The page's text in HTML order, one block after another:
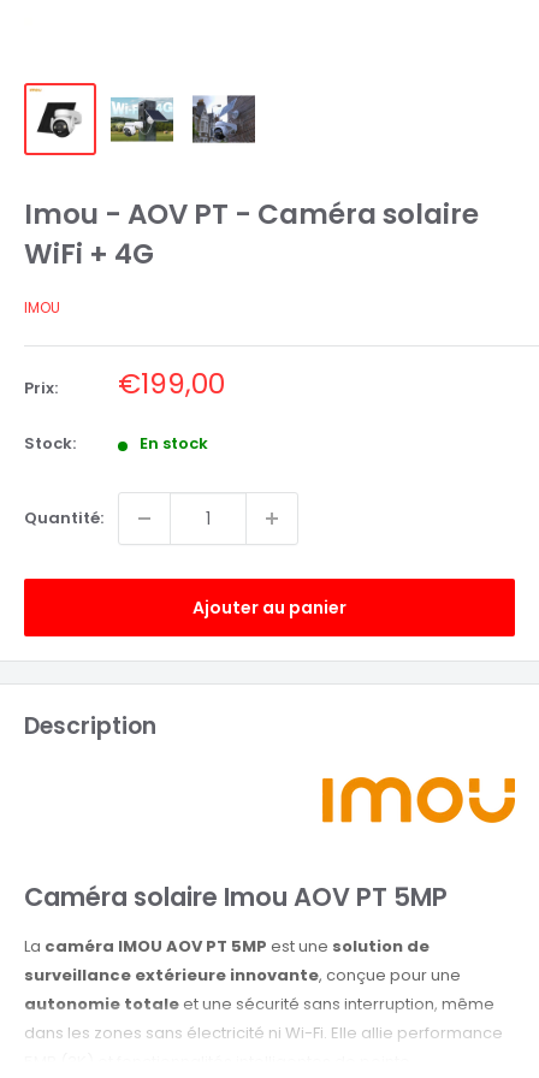
Imou - AOV PT - Caméra solaire
WiFi + 4G
IMOU
Prix: Prix
réduit
€199,00
Stock: En stock
Quantité:
Ajouter au panier
Description
Caméra solaire Imou AOV PT 5MP
La caméra IMOU AOV PT 5MP est une solution de
surveillance extérieure innovante, conçue pour une
autonomie totale et une sécurité sans interruption, même
dans les zones sans électricité ni Wi-Fi. Elle allie performance